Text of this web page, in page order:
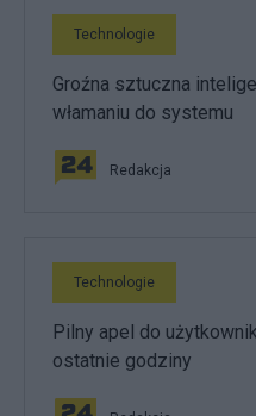
Technologie
Groźna sztuczna
włamaniu do systemu
Redakcja
Technologie
Pilny apel do
ostatnie godziny